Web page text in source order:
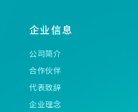
企业信息
公司简介
合作伙伴
代表致辞
企业理念